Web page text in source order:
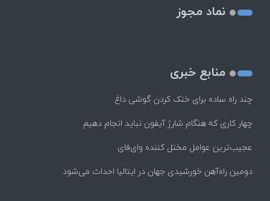
نماد مجوز
منابع خبری
چند راه‌ ساده برای خنک کردن گوشی داغ
چهار کاری که هنگام شارژ آیفون نباید انجام دهیم
عجیب‌ترین عوامل مختل کننده وای‌فای
دومین راه‌آهن خورشیدی جهان در ایتالیا احداث می‌شود